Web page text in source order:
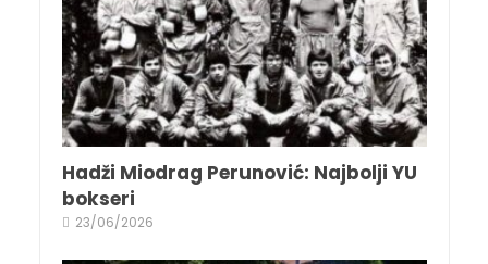
Hadži Miodrag Perunović: Najbolji YU
bokseri
23/06/2026